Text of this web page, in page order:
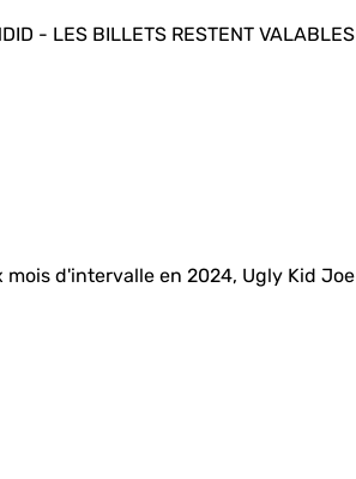
- LES BILLETS RESTENT VALABLES
mois d'intervalle en 2024, Ugly Kid Joe